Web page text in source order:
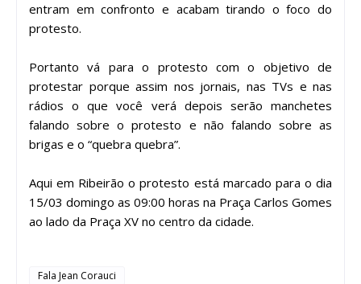
entram em confronto e acabam tirando o foco do
protesto.
Portanto vá para o protesto com o objetivo de
protestar porque assim nos jornais, nas TVs e nas
rádios o que você verá depois serão manchetes
falando sobre o protesto e não falando sobre as
brigas e o “quebra quebra”.
Aqui em Ribeirão o protesto está marcado para o dia
15/03 domingo as 09:00 horas na Praça Carlos Gomes
ao lado da Praça XV no centro da cidade.
Fala Jean Corauci